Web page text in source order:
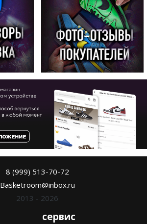
8 (999) 513-70-72
Basketroom@inbox.ru
2013 - 2026
сервис